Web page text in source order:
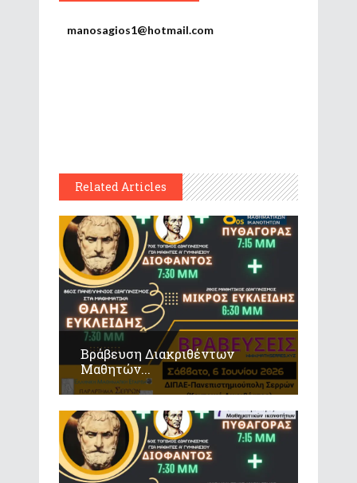
manosagios1@hotmail.com
Related Articles
Βράβευση Διακριθέντων
Μαθητών...